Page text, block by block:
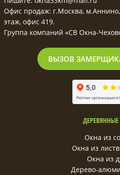
Офис продаж: г.Москва,
этаж, офис 419.
Группа компаний «СВ Окна-
ВЫЗОВ
Окна из
Окна из
Окна из
Дерево-